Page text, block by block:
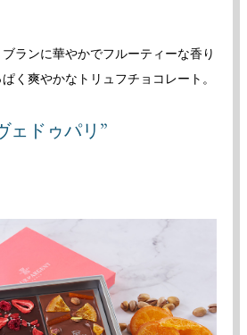
ランに華やかでフルーティーな香り
く爽やかなトリュフチョコレート。
ェドゥパリ”